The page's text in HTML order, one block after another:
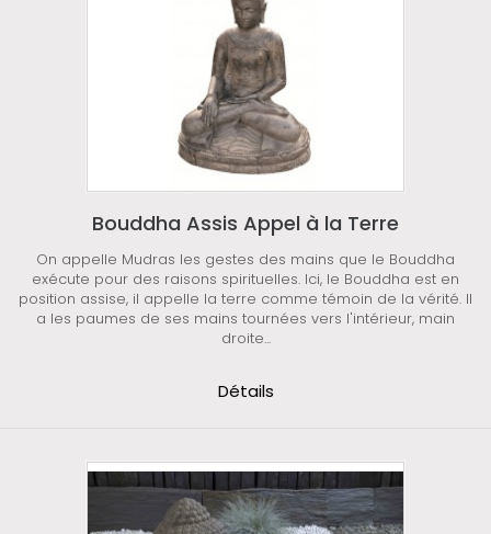
Bouddha Assis Appel à la Terre
On appelle Mudras les gestes des mains que le Bouddha
exécute pour des raisons spirituelles. Ici, le Bouddha est en
position assise, il appelle la terre comme témoin de la vérité. Il
a les paumes de ses mains tournées vers l'intérieur, main
droite...
Détails